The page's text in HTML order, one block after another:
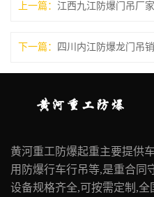
上一篇：
下一篇：
黄河重工防爆起重主要提供
用防爆行车行吊等,是重合同
设备规格齐全,可按需定制,